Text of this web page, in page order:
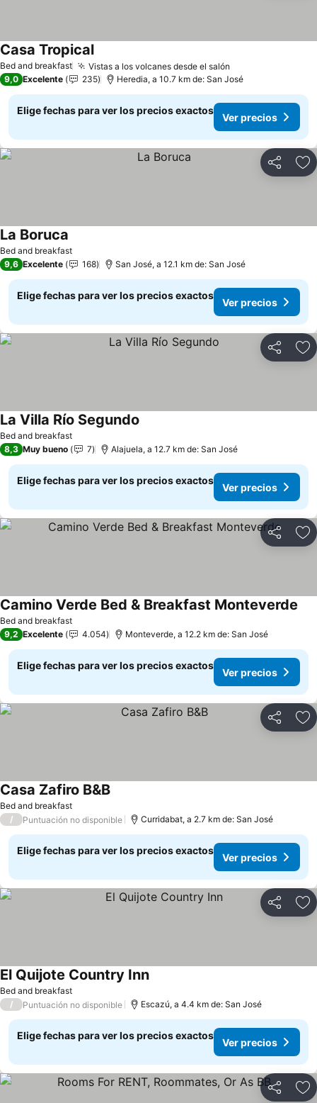
Bed and breakfast Vistas a los volcanes desde el salón
Casa Tropical
9,0 Excelente 235 Heredia, a 10.7 km de: San José
Elige fechas para ver los precios exactos
Ver precios
Compartir
Bed and breakfast
La Boruca
9,6 Excelente 168 San José, a 12.1 km de: San José
Elige fechas para ver los precios exactos
Ver precios
Compartir
Bed and breakfast
La Villa Río Segundo
8,3 Muy bueno 7 Alajuela, a 12.7 km de: San José
Elige fechas para ver los precios exactos
Ver precios
Compartir
Bed and breakfast
Camino Verde Bed & Breakfast Monteverde
9,2 Excelente 4.054 Monteverde, a 12.2 km de: San José
Elige fechas para ver los precios exactos
Ver precios
Compartir
Bed and breakfast
Casa Zafiro B&B
/ Puntuación no disponible Curridabat, a 2.7 km de: San José
Elige fechas para ver los precios exactos
Ver precios
Compartir
Bed and breakfast
El Quijote Country Inn
/ Puntuación no disponible Escazú, a 4.4 km de: San José
Elige fechas para ver los precios exactos
Ver precios
Compartir